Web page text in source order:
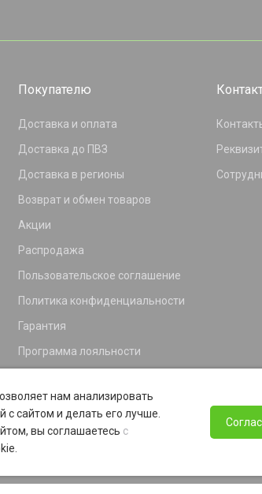
Покупателю
Доставка и оплата
Доставка до ПВЗ
Доставка в регионы
Возврат и обмен товаров
Акции
Распродажа
Пользовательское соглашение
Политика конфиденциальности
Гарантия
Программа лояльности
нам анализировать
с сайтом и делать его лучше.
вы соглашаетесь с